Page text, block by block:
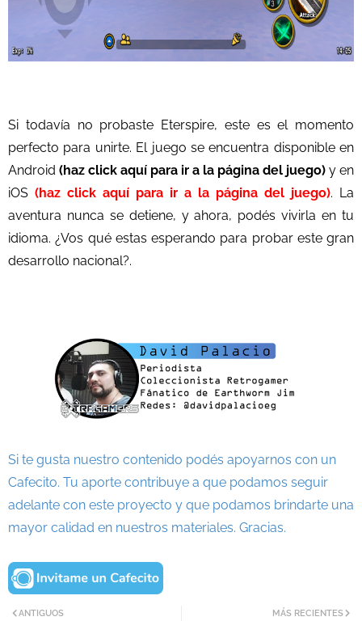
Si todavía no probaste Eterspire, este es el momento
perfecto para unirte. El juego se encuentra disponible en
Android (haz click aquí para ir a la página del juego) y en
iOS (haz click aquí para ir a la página del juego). La
aventura nunca se detiene, y ahora, podés vivirla en tu
idioma. ¿Vos qué estas esperando para probar este gran
desarrollo nacional?.
Si te gusta nuestro contenido podés apoyarnos con un
Cafecito. Tu aporte contribuye a que podamos seguir
adelante con este proyecto y que podamos brindarte una
mayor calidad en nuestros materiales. Gracias.
MÁS RECIENTES
ANTIGUOS